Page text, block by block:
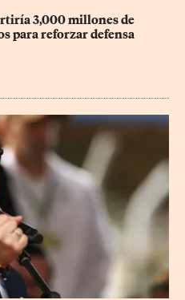
3,000 millones de
para reforzar defensa